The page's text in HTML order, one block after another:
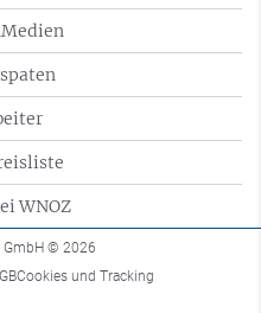
WNOZ
© 2026
Cookies und Tracking